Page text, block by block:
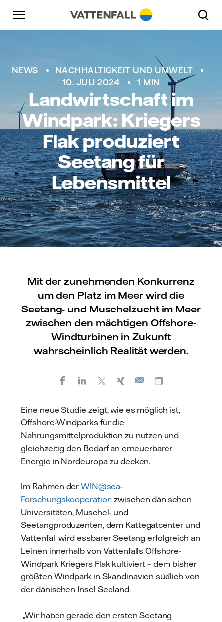
Überspringen
Zurück zur Hauptnavigation
Gehe zur Fußzeile
NEWS
NACHHALTIGKEIT UND UMWELT
10. JULI 2024
1 MIN
Landwirtschaft im
Windpark: Kriegers
Flak produziert
Seetang für
Lebensmittel
Mit der zunehmenden Konkurrenz
um den Platz im Meer wird die
Seetang- und Muschelzucht im Meer
zwischen den mächtigen Offshore-
Windturbinen in Zukunft
wahrscheinlich Realität werden.
FacebookLinkedIn Xing
E-
Eine neue Studie zeigt, wie es möglich ist,
Offshore-Windparks für die
Nahrungsmittelproduktion zu nutzen und
gleichzeitig den Bedarf an erneuerbarer
Energie in Nordeuropa zu decken.
Im Rahmen derWIN@sea-
Forschungskooperation zwischen dänischen
Universitäten, Muschel- und
Seetangproduzenten, dem Kattegatcenter und
Vattenfall wird essbarer Seetang erfolgreich an
Leinen innerhalb von Vattenfalls Offshore-
Windpark Kriegers Flak kultiviert – dem bisher
größten Windpark in Skandinavien südlich von
der dänischen Insel Seeland.
„Wir haben gerade den ersten Seetang
Zurück zur Hauptnavigation